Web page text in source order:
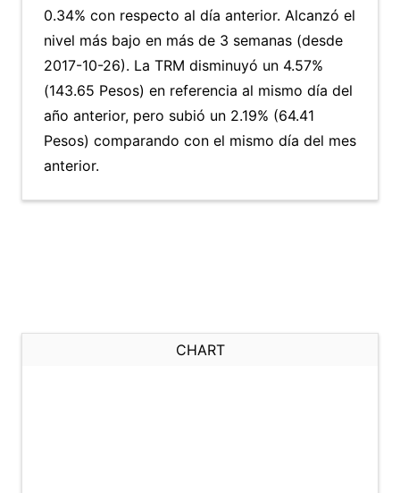
0.34% con respecto al día anterior. Alcanzó el
nivel más bajo en más de 3 semanas (desde
2017-10-26). La TRM disminuyó un 4.57%
(143.65 Pesos) en referencia al mismo día del
año anterior, pero subió un 2.19% (64.41
Pesos) comparando con el mismo día del mes
anterior.
CHART